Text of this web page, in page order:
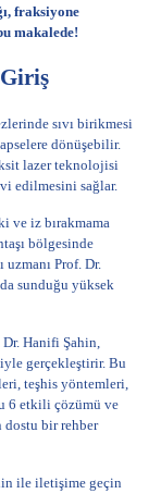
fraksiyone
makalede!
sıvı birikmesi
dönüşebilir.
lazer teknolojisi
edilmesini sağlar.
ve iz bırakmama
bölgesinde
Prof. Dr.
sunduğu yüksek
Hanifi Şahin,
gerçekleştirir. Bu
teşhis yöntemleri,
6 etkili çözümü ve
dostu bir rehber
ile iletişime geçin